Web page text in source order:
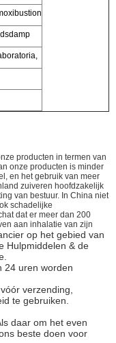
producten in termen van
onze producten is minder
en het gebruik van meer
zuiveren hoofdzakelijk
van bestuur. In China niet
schadelijke
dat er meer dan 200
aan inhalatie van zijn
op het gebied van
Hulpmiddelen & de
24 uren worden
verzending,
te gebruiken.
daar om het even
beste doen voor